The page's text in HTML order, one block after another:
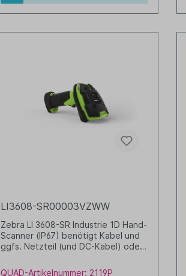
LI3608-SR00003VZWW
Zebra LI 3608-SR Industrie 1D Hand-
Scanner (IP67) benötigt Kabel und
ggfs. Netzteil (und DC-Kabel) oder
QUAD-Artikelnummer: 2119P